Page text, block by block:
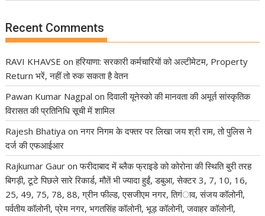
Recent Comments
RAVI KHAVSE onहरियाणा: सरकारी कर्मचारियों को अल्टीमेटम, Property
Return भरें, नहीं तो रुक सकता है वेतन
Pawan Kumar Nagpal onदिवाली यूनेस्को की मानवता की अमूर्त सांस्कृतिक
विरासत की प्रतिनिधि सूची में शामिल
Rajesh Bhatiya onनगर निगम के दफ्तर पर लिखा जय श्री राम, तो पुलिस ने
दर्ज की एफआईआर
Rajkumar Gaur onफरीदाबाद में ब्लैक फ्राइडे को कोरोना की स्थिति बुरी तरह
बिगड़ी, टूटे पिछले सारे रिकार्ड, मौतें भी ज्यादा हुईं, डबुआ, सेक्टर 3, 7, 10, 16,
25, 49, 75, 78, 88, ग्रीन फील्ड, एसजीएम नगर, तिगंाव, संजय कॉलोनी,
पर्वतीय कॉलोनी, प्रेम नगर, भगतसिंह कॉलोनी, भूड़ कॉलोनी, जवाहर कॉलोनी,